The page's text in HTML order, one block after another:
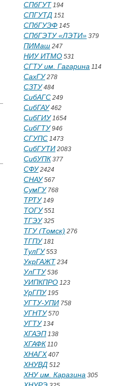
СПбГУТ 194
СПГУТД 151
СПбГУЭФ 145
СПбГЭТУ «ЛЭТИ» 379
ПИМаш 247
НИУ ИТМО 531
СГТУ им. Гагарина 114
СахГУ278
СЗТУ484
СибАГС 249
СибГАУ462
СибГИУ1654
СибГТУ946
СГУПС 1473
СибГУТИ 2083
СибУПК 377
СФУ2424
СНАУ567
СумГУ768
ТРТУ149
ТОГУ551
ТГЭУ325
ТГУ (Томск) 276
ТГПУ181
ТулГУ553
УкрГАЖТ 234
УлГТУ536
УИПКПРО 123
УрГПУ195
УГТУ-УПИ 758
УГНТУ570
УГТУ134
ХГАЭП 138
ХГАФК 110
ХНАГХ 407
ХНУВД 512
ХНУ им. Каразина 305